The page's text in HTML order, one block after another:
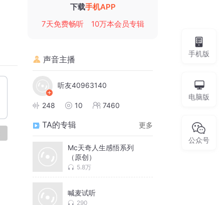
下载手机APP
7天免费畅听
10万本会员专辑
声音主播
听友40963140
248 10 7460
TA的专辑 更多
Mc天奇人生感悟系列
（原创）
5.8万
喊麦试听
290
手机版
电脑版
公众号